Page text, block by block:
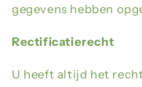
gegevens hebben
Rectificatierecht
U heeft altijd het